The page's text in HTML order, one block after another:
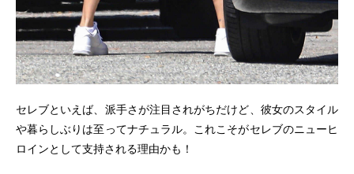
セレブといえば、派手さが注目されがちだけど、彼女のスタイル
や暮らしぶりは至ってナチュラル。これこそがセレブのニューヒ
ロインとして支持される理由かも！